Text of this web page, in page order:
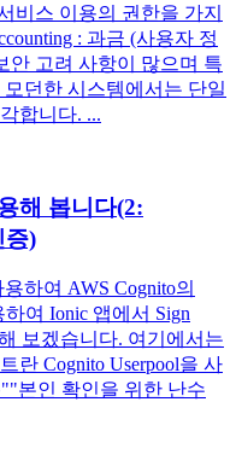
비스 이용의 권한을 가지
: 과금 (사용자 정
안 고려 사항이 많으며 특
던한 시스템에서는 단일
합니다. ...
해 봅니다(2:
증)
하여 AWS Cognito의
여 Ionic 앱에서 Sign
보겠습니다. 여기에서는
란 Cognito Userpool을 사
""본인 확인을 위한 난수